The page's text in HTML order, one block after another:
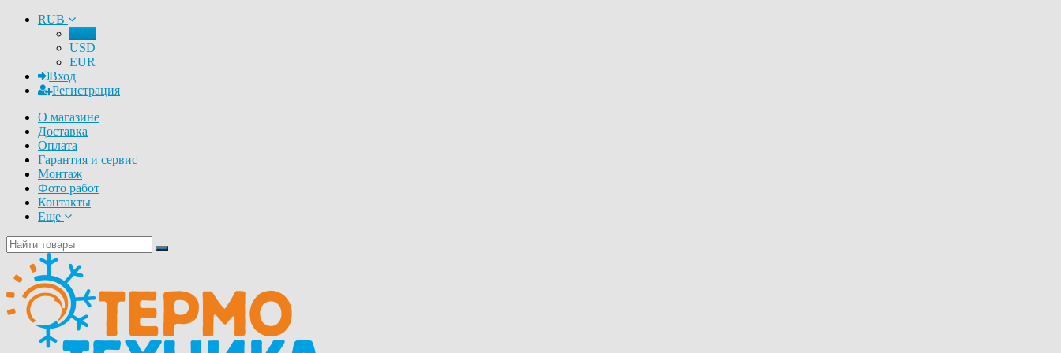
RUB
RUB
USD
EUR
Вход
Регистрация
О магазине
Доставка
Оплата
Гарантия и сервис
Монтаж
Фото работ
Контакты
Еще